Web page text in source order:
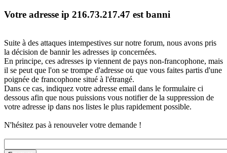
Votre adresse ip 216.73.217.47 est banni
Suite à des attaques intempestives sur notre forum, nous avons pris
la décision de bannir les adresses ip concernées.
En principe, ces adresses ip viennent de pays non-francophone, mais
il se peut que l'on se trompe d'adresse ou que vous faites partis d'une
poignée de francophone situé à l'étrangé.
Dans ce cas, indiquez votre adresse email dans le formulaire ci
dessous afin que nous puissions vous notifier de la suppression de
votre adresse ip dans nos listes le plus rapidement possible.
N'hésitez pas à renouveler votre demande !